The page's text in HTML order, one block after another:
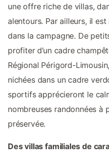
une offre riche de villas,
alentours. Par ailleurs, il
dans la campagne. De
profiter d’un cadre
Régional Périgord-
nichées dans un cadre
sportifs apprécieront le
nombreuses randonnées à
préservée.
Des villas familiales de